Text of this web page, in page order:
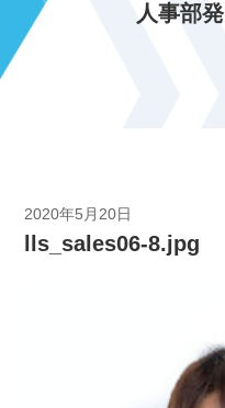
人事部
2020年5月20日
lls_sales06-8.jpg